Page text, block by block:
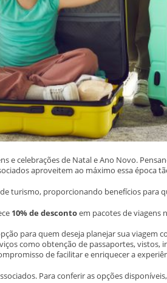
e celebrações de Natal e Ano Novo.
aproveitem ao máximo essa época
turismo, proporcionando benefícios para
10% de descontoem pacotes de viagens
para quem deseja planejar sua viagem
como obtenção de passaportes, vistos,
de facilitar e enriquecer a
Para conferir as opções